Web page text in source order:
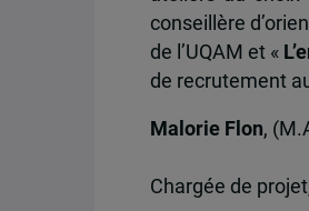
conseillère
de l’UQAM et «
de recrutement
Malorie Flon,
Chargée de